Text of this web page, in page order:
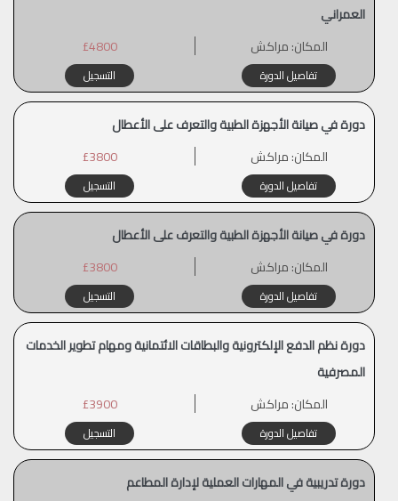
العمراني
المكان:مراكش £4800
تفاصيل الدورة التسجيل
دورة في صيانة الأجهزة الطبية والتعرف على الأعطال
المكان:مراكش £3800
تفاصيل الدورة التسجيل
دورة في صيانة الأجهزة الطبية والتعرف على الأعطال
المكان:مراكش £3800
تفاصيل الدورة التسجيل
دورة نظم الدفع الإلكترونية والبطاقات الائتمانية ومهام تطوير الخدمات
المصرفية
المكان:مراكش £3900
تفاصيل الدورة التسجيل
دورة تدريبية في المهارات العملية لإدارة المطاعم